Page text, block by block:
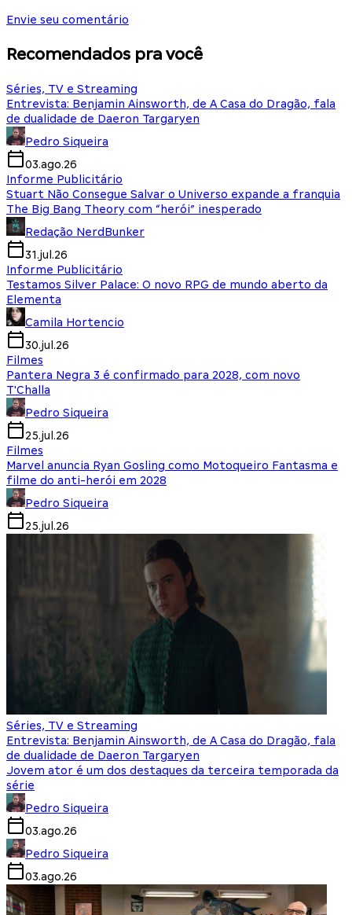
Envie seu comentário
Recomendados pra você
Séries, TV e Streaming
Entrevista: Benjamin Ainsworth, de A Casa do Dragão, fala
de dualidade de Daeron Targaryen
Pedro Siqueira
03.ago.26
Informe Publicitário
Stuart Não Consegue Salvar o Universo expande a franquia
The Big Bang Theory com “herói” inesperado
Redação NerdBunker
31.jul.26
Informe Publicitário
Testamos Silver Palace: O novo RPG de mundo aberto da
Elementa
Camila Hortencio
30.jul.26
Filmes
Pantera Negra 3 é confirmado para 2028, com novo
T'Challa
Pedro Siqueira
25.jul.26
Filmes
Marvel anuncia Ryan Gosling como Motoqueiro Fantasma e
filme do anti-herói em 2028
Pedro Siqueira
25.jul.26
Séries, TV e Streaming
Entrevista: Benjamin Ainsworth, de A Casa do Dragão, fala
de dualidade de Daeron Targaryen
Jovem ator é um dos destaques da terceira temporada da
série
Pedro Siqueira
03.ago.26
Pedro Siqueira
03.ago.26